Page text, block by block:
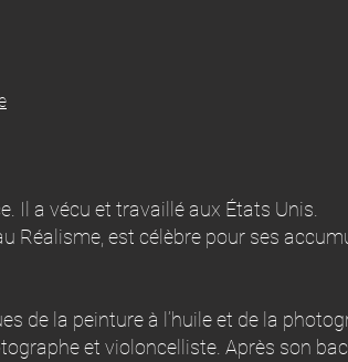
Il a vécu et travaillé aux États Unis.
Réalisme, est célèbre pour ses
de la peinture à l’huile et de la
et violoncelliste. Après son